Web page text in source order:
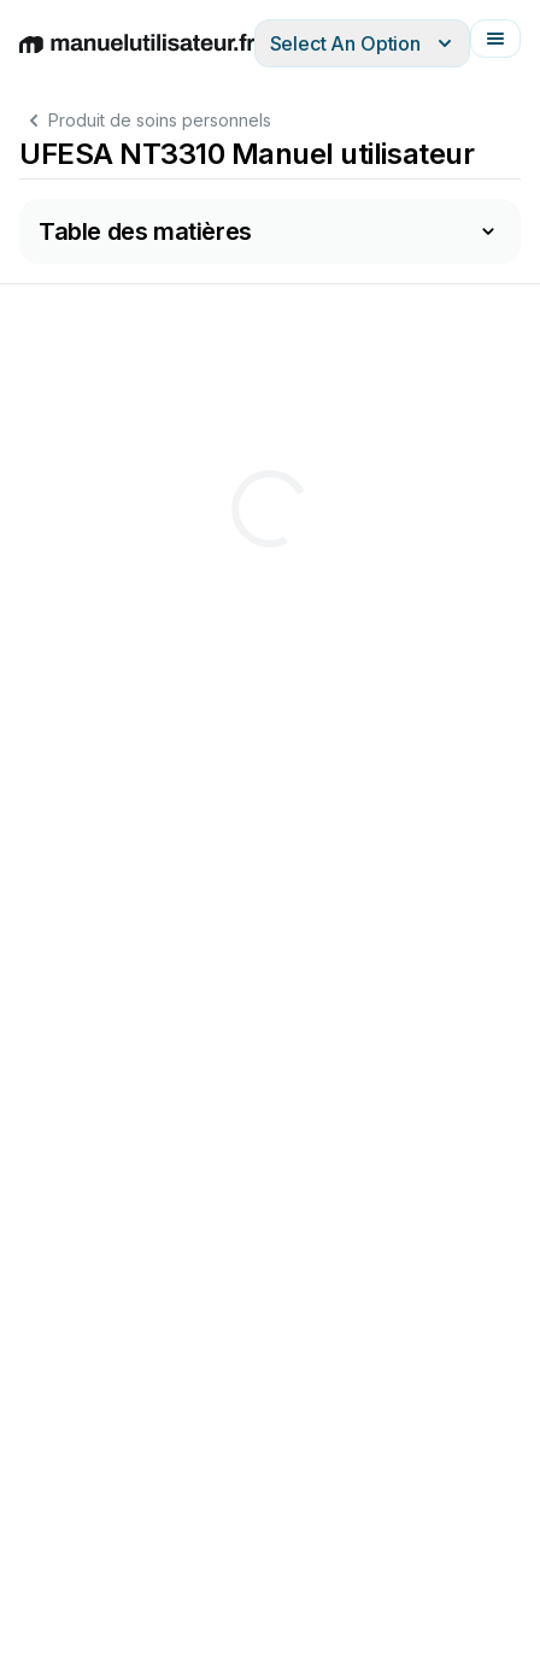
EnglishDeutschEspañolItalianoFrançais
Select An Option
Produit de soins personnels
UFESA NT3310 Manuel utilisateur
Table des matières